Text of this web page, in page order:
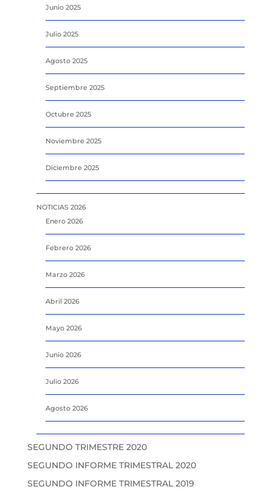
Junio 2025
Julio 2025
Agosto 2025
Septiembre 2025
Octubre 2025
Noviembre 2025
Diciembre 2025
NOTICIAS 2026
Enero 2026
Febrero 2026
Marzo 2026
Abril 2026
Mayo 2026
Junio 2026
Julio 2026
Agosto 2026
SEGUNDO TRIMESTRE 2020
SEGUNDO INFORME TRIMESTRAL 2020
SEGUNDO INFORME TRIMESTRAL 2019